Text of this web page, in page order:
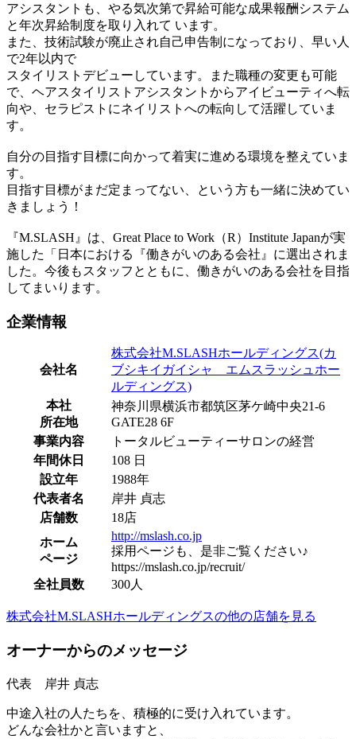
アシスタントも、やる気次第で昇給可能な成果報酬システム
と年次昇給制度を取り入れて います。
また、技術試験が廃止され自己申告制になっており、早い人
で2年以内で
スタイリストデビューしています。また職種の変更も可能
で、ヘアスタイリストアシスタントからアイビューティへ転
向や、セラピストにネイリストへの転向して活躍していま
す。
自分の目指す目標に向かって着実に進める環境を整えていま
す。
目指す目標がまだ定まってない、という方も一緒に決めてい
きましょう！
『M.SLASH』は、Great Place to Work（R）Institute Japanが実
施した「日本における『働きがいのある会社』に選出されま
した。今後もスタッフとともに、働きがいのある会社を目指
してまいります。
企業情報
会社名
株式会社M.SLASHホールディングス(カ
ブシキイガイシャ エムスラッシュホー
ルディングス)
本社
所在地
神奈川県横浜市都筑区茅ケ崎中央21-6
GATE28 6F
事業内容
トータルビューティーサロンの経営
年間休日
108 日
設立年
1988年
代表者名
岸井 貞志
店舗数
18店
ホーム
ページ
http://mslash.co.jp
採用ページも、是非ご覧ください♪
https://mslash.co.jp/recruit/
全社員数
300人
株式会社M.SLASHホールディングスの他の店舗を見る
オーナーからのメッセージ
代表 岸井 貞志
中途入社の人たちを、積極的に受け入れています。
どんな会社かと言いますと、